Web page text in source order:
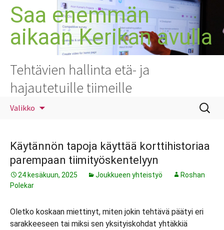
Siirry
sisältöön
Saa enemmän
aikaan Kerikan avulla
Tehtävien hallinta etä- ja
hajautetuille tiimeille
Valikko
Haku:
Käytännön tapoja käyttää korttihistoriaa
parempaan tiimityöskentelyyn
24 kesäkuun, 2025 Joukkueen yhteistyö
Roshan
Polekar
Oletko koskaan miettinyt, miten jokin tehtävä päätyi eri
sarakkeeseen tai miksi sen yksityiskohdat yhtäkkiä